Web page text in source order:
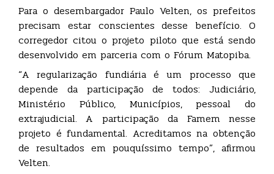
Para o desembargador Paulo Velten, os prefeitos
precisam estar conscientes desse benefício. O
corregedor citou o projeto piloto que está sendo
desenvolvido em parceria com o Fórum Matopiba.
“A regularização fundiária é um processo que
depende da participação de todos: Judiciário,
Ministério Público, Municípios, pessoal do
extrajudicial. A participação da Famem nesse
projeto é fundamental. Acreditamos na obtenção
de resultados em pouquíssimo tempo”, afirmou
Velten.